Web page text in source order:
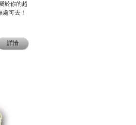
於你的超
處可去！
詳情